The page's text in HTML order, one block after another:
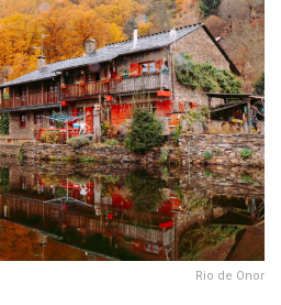
Rio de Onor